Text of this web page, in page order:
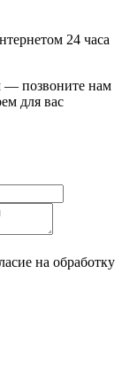
24 часа
— позвоните нам
для вас
на обработку